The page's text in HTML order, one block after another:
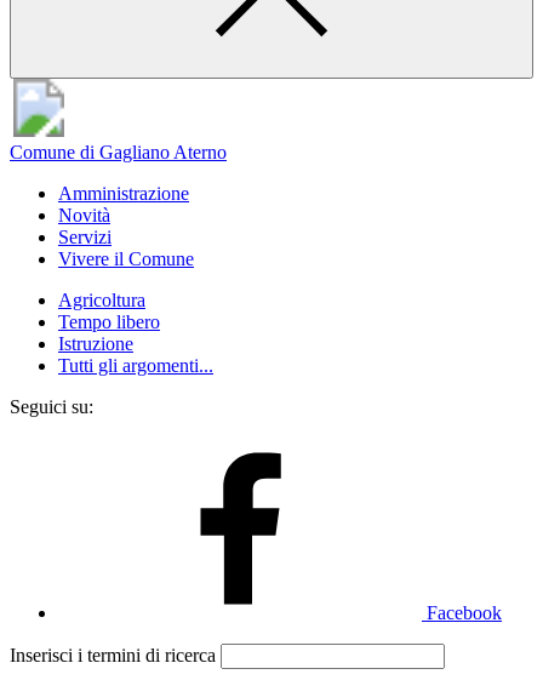
Comune di Gagliano Aterno
Amministrazione
Novità
Servizi
Vivere il Comune
Agricoltura
Tempo libero
Istruzione
Tutti gli argomenti...
Seguici su:
Facebook
Inserisci i termini di ricerca